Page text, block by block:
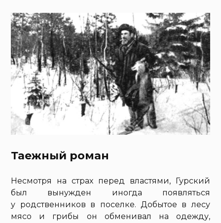
Таежный роман
Несмотря на страх перед властями, Гурский
был вынужден иногда появляться
у родственников в поселке. Добытое в лесу
мясо и грибы он обменивал на одежду,